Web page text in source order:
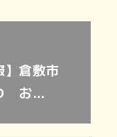
】倉敷市
お…